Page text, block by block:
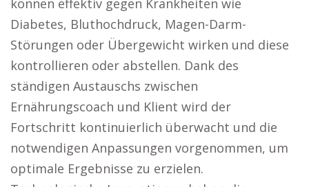
können effektiv gegen Krankheiten wie
Diabetes, Bluthochdruck, Magen-Darm-
Störungen oder Übergewicht wirken und diese
kontrollieren oder abstellen. Dank des
ständigen Austauschs zwischen
Ernährungscoach und Klient wird der
Fortschritt kontinuierlich überwacht und die
notwendigen Anpassungen vorgenommen, um
optimale Ergebnisse zu erzielen.